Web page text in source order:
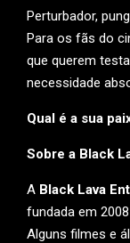
Perturbador,
Para os fãs do
que querem
necessidade
Qual é a sua
Sobre a Black
A Black Lava
fundada em
Alguns filmes e